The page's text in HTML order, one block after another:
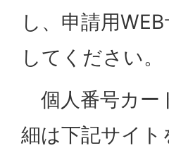
し、申請用
してください。
個人番号カー
細は下記サイ